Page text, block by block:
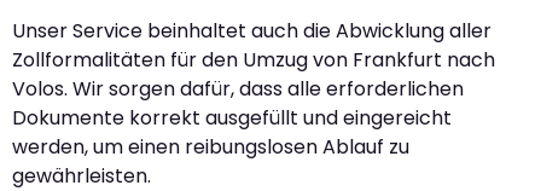
Unser Service beinhaltet auch die Abwicklung aller
Zollformalitäten für den Umzug von Frankfurt nach
Volos. Wir sorgen dafür, dass alle erforderlichen
Dokumente korrekt ausgefüllt und eingereicht
werden, um einen reibungslosen Ablauf zu
gewährleisten.